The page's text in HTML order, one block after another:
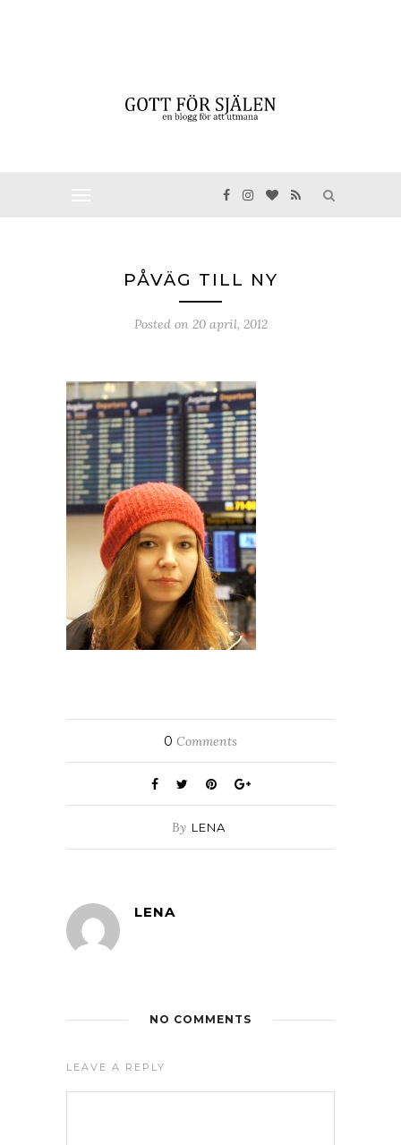
PÅVÄG TILL NY
Posted on 20 april, 2012
0 Comments
By LENA
LENA
NO COMMENTS
LEAVE A REPLY